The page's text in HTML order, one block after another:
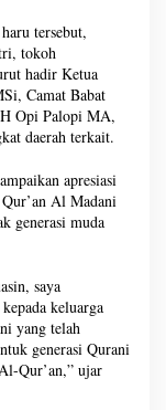
tersebut,
tokoh
hadir Ketua
Camat Babat
Opi Palopi MA,
daerah terkait.
apresiasi
Al Madani
generasi muda
saya
keluarga
yang telah
generasi Qurani
Qur’an,” ujar